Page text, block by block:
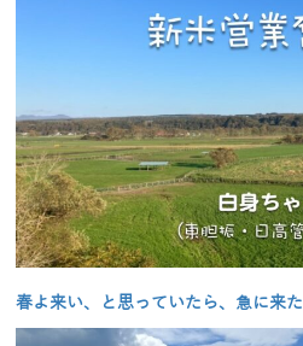
春よ来い、と思っていたら、急に来た